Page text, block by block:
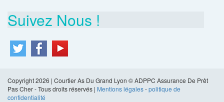
Suivez Nous !
Copyright 2026 | Courtier As Du Grand Lyon © ADPPC Assurance De Prêt
Pas Cher - Tous droits réservés | Mentions légales-politique de
confidentialité